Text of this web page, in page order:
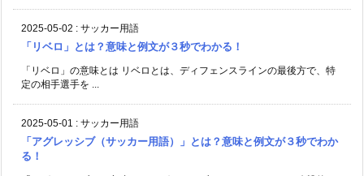
2025-05-02 : サッカー用語
「リベロ」とは？意味と例文が３秒でわかる！
「リベロ」の意味とは リベロとは、ディフェンスラインの最後方で、特
定の相手選手を ...
2025-05-01 : サッカー用語
「アグレッシブ（サッカー用語）」とは？意味と例文が３秒でわか
る！